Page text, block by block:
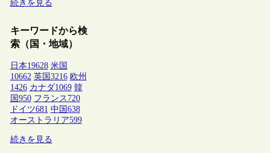
続きを見る
キーワードから検
索（国・地域）
日本19628 米国
10662 英国 3216 欧州
1426 カナダ1069 韓
国 950 フランス 720
ドイツ681 中国 638
オーストラリア599
続きを見る